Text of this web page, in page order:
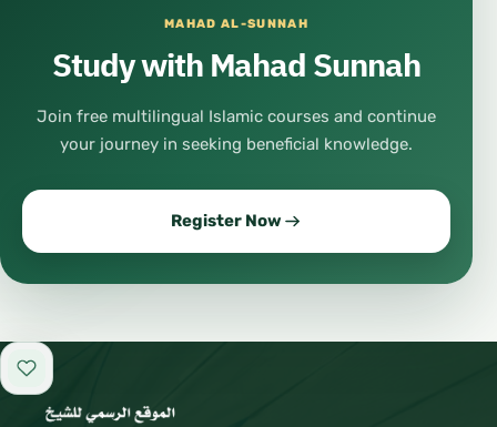
MAHAD AL-SUNNAH
Study with Mahad Sunnah
Join free multilingual Islamic courses and continue
your journey in seeking beneficial knowledge.
Register Now
Add to favorites